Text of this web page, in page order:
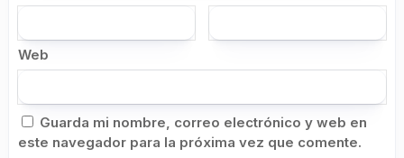
Web
Guarda mi nombre, correo electrónico y web en
este navegador para la próxima vez que comente.